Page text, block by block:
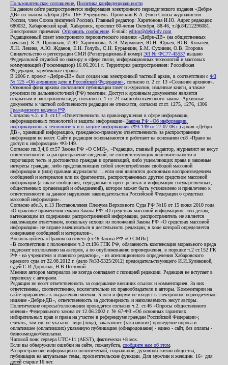
Пользовательское соглашение Политика конфиденциальности
На данном сайте распространяется информация электронного периодического издания «Дебри-
ДВ» со знаком «Дебри-ДВ». 16+ Учредитель: Пронякин К.А. (член Союза журналистов
России, член Союза писателей России). Главный редактор: Харитонова И.Ю. Адрес редакции:
680032, Хабаровский край, Хабаровск, проспект 60-летия Октября, 88-46, т./ф.84212296081.
Электронная приемная: Отправить сообщение . E-mail: editor@debri-dv.com
Редакционный совет электронного периодического издания «Дебри-ДВ» (на общественных
началах): К.А. Пронякин, И.Ю. Харитонова, А.Э. Мирмович, Ю.Н. Юрьев, Ю.В. Ковалев,
Л.Н. Левина, А.Ю. Жданов, Е.Н. Голубь, С.Н. Бурындин, Б.М. Сухинин, О.В. Егорова
Свидетельство о регистрации СМИ (Регистрационный номер) ЭЛ № ФС77-45537 выдано
Федеральной службой по надзору в сфере связи, информационных технологий и массовых
коммуникаций (Роскомнадзор) 16.06.2011 г. Территория распространения: Российская
Федерация, зарубежные страны.
В 2006 г. проект «Дебри-ДВ» был создан как электронный частный архив, в соответствии с ФЗ
№ 125 «Об архивном деле в Российской Федерации» , согласно п. 2 ст. 13 «Создание архивов».
Основной фонд архива составляют публикации газет и журналов, изданные книги, а также
рукописи по дальневосточной (РФ) тематике. Доступ к архивным документам является
открытым в электронном виде, согласно п. 1 ст. 24 вышеобозначенного закона. Архивные
документы к частной собственности редакции не относятся, согласно ст.ст. 1275, 1276, 1306
Гражданского кодекса РФ
Согласно ч.2. п.3. ст.17 «Ответственность за правонарушения в сфере информации,
информационных технологий и защиты информации» Закона РФ «Об информации,
информационных технологиях и о защите информации» (ФЗ-149 от 27.07.06 г.) архив «Дебри-
ДВ», хранящий информацию, гражданско-правовую ответственность за распространение
информации не несет. Сайт и редакция основываются и работают на основании ст.8 «Право на
доступ к информации» ФЗ-149.
Согласно пп.3,4,6 ст.57 Закона РФ «О СМИ», «Редакция, главный редактор, журналист не несут
ответственности за распространение сведений, не соответствующих действительности и
порочащих честь и достоинство граждан и организаций, либо ущемляющих права и законные
интересы граждан, либо представляющих собой злоупотребление свободой массовой
информации и (или) правами журналиста: ...если они являются дословным воспроизведением
сообщений и материалов или их фрагментов, распространенных другим средством массовой
информации (а также сообщения, переданные в пресс-релизах и информация государственных,
общественных организаций и объединений), которое может быть установлено и привлечено к
ответственности за данное нарушение законодательства Российской Федерации о средствах
массовой информации».
Согласно абз.3, п.13 Постановления Пленума Верховного Суда РФ №16 от 15 июня 2010 года
«О практике применения судами Закона РФ «О средствах массовой информации», «по делам,
вытекающим из содержания распространенной информации, распространитель не является
надлежащим ответчиком, поскольку исходя из положений Закона РФ «О средствах массовой
информации» не вправе вмешиваться в деятельность редакции, в ходе которой определяется
содержание сообщений и материалов».
Воспользуйтесь «Правом на ответ» (ст.46 Закона РФ «О СМИ»).
«В соответствии с положением ч.3 ст.196 ГПК РФ, обязанность компенсации морального вреда
подлежит возложению на авторов, а по опубликованию опровержения, в порядке ч.2 ст.152 ГК
РФ - на учредителя и главного редактор», - из апелляционного определения Хабаровского
краевого суда от 22.08.2012 г. (дело №33-5325/2012) председательствующего И.И.Куликовой,
судей С.И.Дорожко, Н.В.Пестовой.
Мнения авторов материалов не всегда совпадают с позицией редакции. Редакция не вступает в
переписку с авторами.
Редакция не несет ответственность за содержание внешних ссылок и комментариев. За них
ответственны, соответственно, исключительно их правообладатели и авторы. Комментарии на
сайте приравнены к выражению мнения. Блоги и форум не входят в электронное периодическое
издание «Дебри-ДВ», ответственность за достоверность и наполняемость несут авторы.
Политические опросы/голосования проводятся согласно ч.2. ст.46 «Опросы общественного
мнения» Федерального закона от 12.06.2002 г. № 67-ФЗ «Об основных гарантиях
избирательных прав и права на участие в референдуме граждан Российской Федерации»;
считать, там где не указано: лицо (лица), заказавшее (заказавших) проведение опроса и
оплатившее (оплативших) указанную публикацию (обнародование) - едино - сайт, без оплаты -
безвозмездно/бесплатно.
Часовой пояс сервера UTC+11 (AEST), фактически +8 мск.
Если вы обнаружили ошибки на сайте, пожалуйста, сообщите нам об этом
Распространение информации о политической, социальной, духовной жизни общества,
публикации на актуальные темы, просветительские функции. Для мужчин и женщин. 16+ для
детей старше 16 лет.